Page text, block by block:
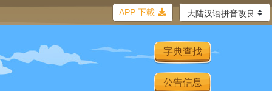
APP 下載
字典查找
公告信息